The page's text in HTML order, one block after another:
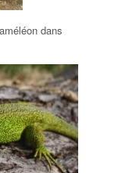
dans